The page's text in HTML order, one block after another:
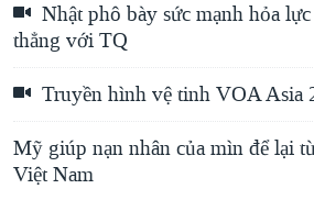
Nhật phô bày sức mạnh hỏa
thẳng với TQ
Truyền hình vệ tinh VOA Asia
Mỹ giúp nạn nhân của mìn để lại
Việt Nam